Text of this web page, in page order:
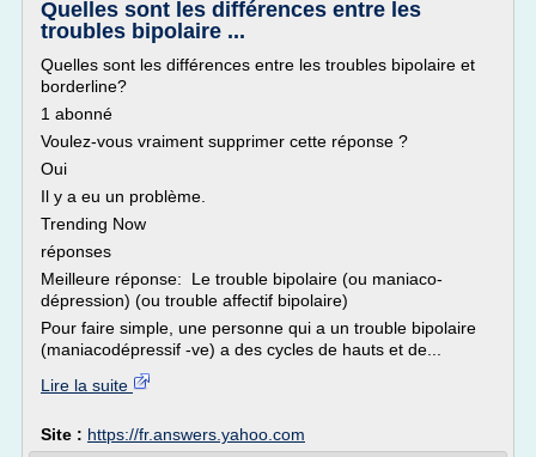
Quelles sont les différences entre les
troubles bipolaire ...
Quelles sont les différences entre les troubles bipolaire et
borderline?
1 abonné
Voulez-vous vraiment supprimer cette réponse ?
Oui
Il y a eu un problème.
Trending Now
réponses
Meilleure réponse: Le trouble bipolaire (ou maniaco-
dépression) (ou trouble affectif bipolaire)
Pour faire simple, une personne qui a un trouble bipolaire
(maniacodépressif -ve) a des cycles de hauts et de...
Lire la suite
Site : https://fr.answers.yahoo.com